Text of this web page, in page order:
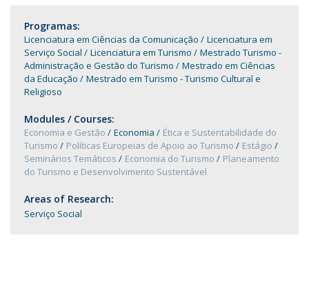
Programas:
Licenciatura em Ciências da Comunicação
Licenciatura em
Serviço Social
Licenciatura em Turismo
Mestrado Turismo -
Administração e Gestão do Turismo
Mestrado em Ciências
da Educação
Mestrado em Turismo - Turismo Cultural e
Religioso
Modules / Courses:
Economia e Gestão Economia
Ética e Sustentabilidade do
Turismo
Políticas Europeias de Apoio ao Turismo
Estágio
Seminários Temáticos
Economia do Turismo
Planeamento
do Turismo e Desenvolvimento Sustentável
Areas of Research:
Serviço Social